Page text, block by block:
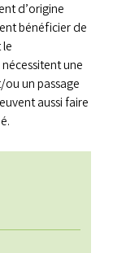
d’origine
bénéficier de
une
un passage
aussi faire